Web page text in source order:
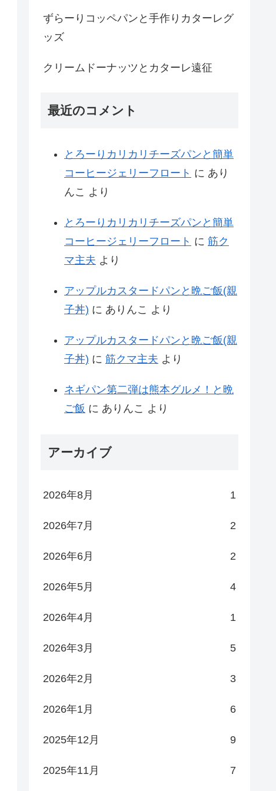
ずらーりコッペパンと手作りカターレグ
ッズ
クリームドーナッツとカターレ遠征
最近のコメント
とろーりカリカリチーズパンと簡単
コーヒージェリーフロート に あり
んこ より
とろーりカリカリチーズパンと簡単
コーヒージェリーフロート に 筋ク
マ主夫 より
アップルカスタードパンと晩ご飯(親
子丼) に ありんこ より
アップルカスタードパンと晩ご飯(親
子丼) に 筋クマ主夫 より
ネギパン第二弾は熊本グルメ！と晩
ご飯 に ありんこ より
アーカイブ
2026年8月 1
2026年7月 2
2026年6月 2
2026年5月 4
2026年4月 1
2026年3月 5
2026年2月 3
2026年1月 6
2025年12月 9
2025年11月 7